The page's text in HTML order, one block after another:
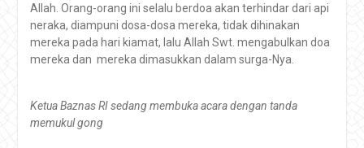
Allah. Orang-orang ini selalu berdoa akan terhindar dari api
neraka, diampuni dosa-dosa mereka, tidak dihinakan
mereka pada hari kiamat, lalu Allah Swt. mengabulkan doa
mereka dan mereka dimasukkan dalam surga-Nya.
Ketua Baznas RI sedang membuka acara dengan tanda
memukul gong